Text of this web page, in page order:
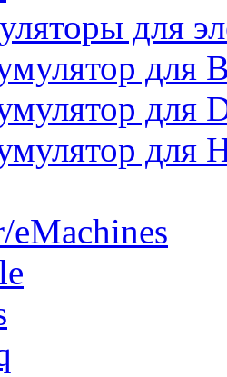
для
для
для
для
eMachines